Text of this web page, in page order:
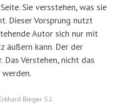
Sie versstehen, was sie
Dieser Vorsprung nutzt
Autor sich nur mit
äußern kann. Der der
Verstehen, nicht das
Bieger S.J.